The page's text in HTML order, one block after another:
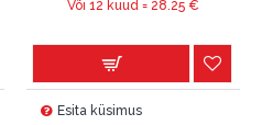
Või 12 kuud = 28.25€
Esita küsimus